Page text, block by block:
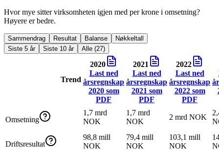
Hvor mye sitter virksomheten igjen med per krone i omsetning?
Høyere er bedre.
Sammendrag Resultat Balanse
Nøkkeltall
Siste 5 år
Siste 10 år Alle (27)
Trend
2020
Last ned
årsregnskap
2020som
PDF
2021
Last ned
årsregnskap
2021 som
PDF
2022
Last ned
årsregnskap
2022som
PDF
Omsetning
1,7 mrd
NOK
1,7 mrd
NOK
2 mrd NOK
Driftsresultat
98,8 mill
NOK
79,4 mill
NOK
103,1 mill
NOK